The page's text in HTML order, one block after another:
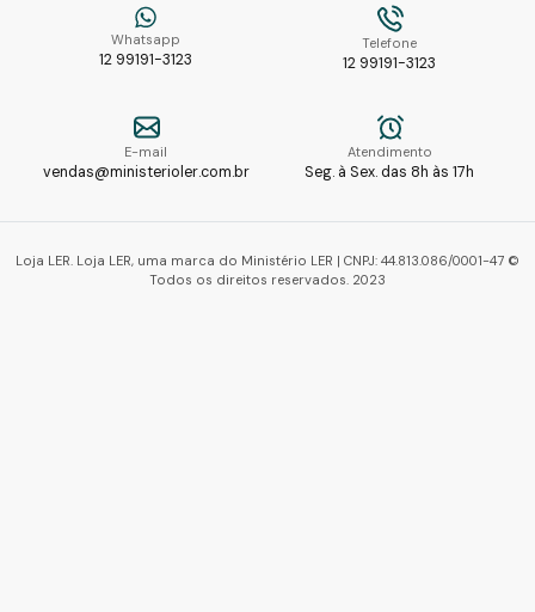
Whatsapp
12 99191-3123
Telefone
12 99191-3123
E-mail
vendas@ministerioler.com.br
Atendimento
Seg. à Sex. das 8h às 17h
Loja LER. Loja LER, uma marca do Ministério LER | CNPJ: 44.813.086/0001-47 ©
Todos os direitos reservados. 2023